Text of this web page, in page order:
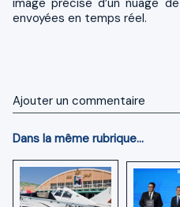
envoyées en temps réel.
Ajouter un commentaire
Dans la même rubrique...